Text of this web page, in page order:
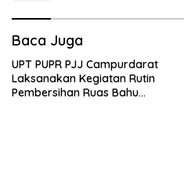
Baca Juga
UPT PUPR PJJ Campurdarat
Laksanakan Kegiatan Rutin
Pembersihan Ruas Bahu